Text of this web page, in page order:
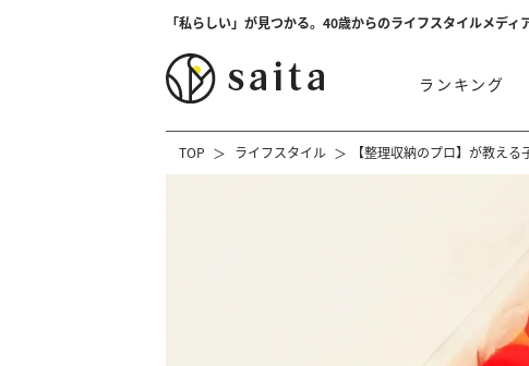
「私らしい」が見つかる。40歳からのライフスタイルメディ
ランキング
TOP ライフスタイル 【整理収納のプロ】が教え